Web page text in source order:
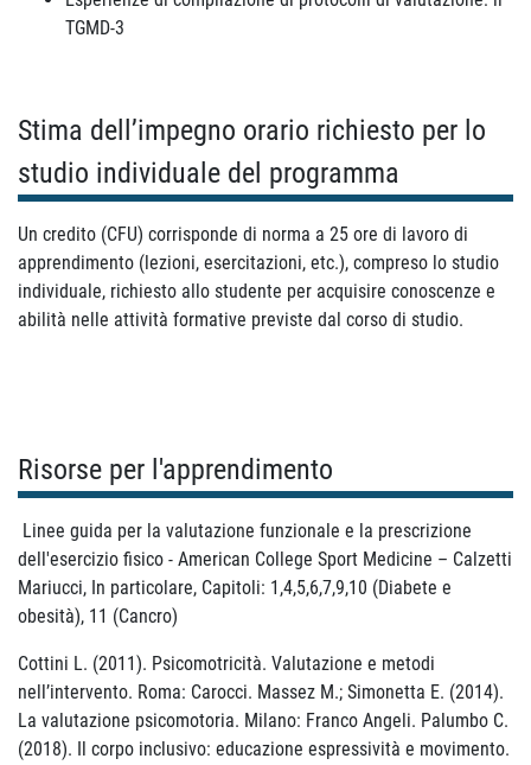
TGMD-3
Stima dell’impegno orario richiesto per lo
studio individuale del programma
Un credito (CFU) corrisponde di norma a 25 ore di lavoro di
apprendimento (lezioni, esercitazioni, etc.), compreso lo studio
individuale, richiesto allo studente per acquisire conoscenze e
abilità nelle attività formative previste dal corso di studio.
Risorse per l'apprendimento
Linee guida per la valutazione funzionale e la prescrizione
dell'esercizio fisico - American College Sport Medicine – Calzetti
Mariucci, In particolare, Capitoli: 1,4,5,6,7,9,10 (Diabete e
obesità), 11 (Cancro)
Cottini L. (2011). Psicomotricità. Valutazione e metodi
nell’intervento. Roma: Carocci. Massez M.; Simonetta E. (2014).
La valutazione psicomotoria. Milano: Franco Angeli. Palumbo C.
(2018). Il corpo inclusivo: educazione espressività e movimento.